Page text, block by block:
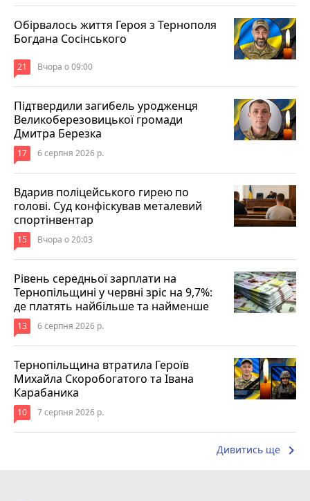
Обірвалось життя Героя з Тернополя
Богдана Сосінського
21 Вчора о 09:00
Підтвердили загибель уродженця
Великоберезовицької громади
Дмитра Березка
17 6 серпня 2026 р.
Вдарив поліцейського гирею по
голові. Суд конфіскував металевий
спортінвентар
15 Вчора о 20:03
Рівень середньої зарплати на
Тернопільщині у червні зріс на 9,7%:
де платять найбільше та найменше
13 6 серпня 2026 р.
Тернопільщина втратила Героїв
Михайла Скоробогатого та Івана
Карабаника
10 7 серпня 2026 р.
Дивитись ще keyboard_arrow_right